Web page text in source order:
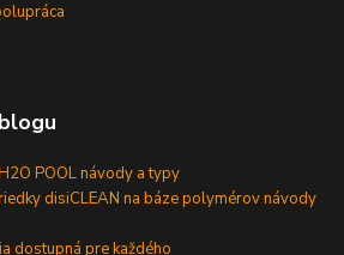
POOL návody a typy
disiCLEAN na báze polymérov návody
dostupná pre každého